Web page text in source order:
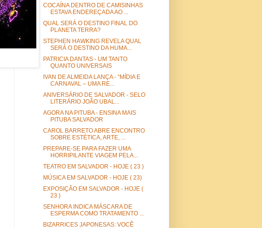
COCAÍNA DENTRO DE CAMISINHAS
ESTAVA ENDEREÇADA AO ...
QUAL SERÁ O DESTINO FINAL DO
PLANETA TERRA?
STEPHEN HAWKING REVELA QUAL
SERÁ O DESTINO DA HUMA...
PATRICIA DANTAS - UM TANTO
QUANTO UNIVERSAIS
IVAN DE ALMEIDA LANÇA - “MÍDIA E
CARNAVAL – UMA RE...
ANIVERSÁRIO DE SALVADOR - SELO
LITERÁRIO JOÃO UBAL...
AGORA NA PITUBA - ENSINA MAIS
PITUBA SALVADOR
CAROL BARRETO ABRE ENCONTRO
SOBRE ESTÉTICA, ARTE, ...
PREPARE-SE PARA FAZER UMA
HORRIPILANTE VIAGEM PELA...
TEATRO EM SALVADOR - HOJE ( 23 )
MÚSICA EM SALVADOR - HOJE ( 23)
EXPOSIÇÃO EM SALVADOR - HOJE (
23 )
SENHORA INDICA MÁSCARA DE
ESPERMA COMO TRATAMENTO ...
BIZARRICES JAPONESAS: VOCÊ